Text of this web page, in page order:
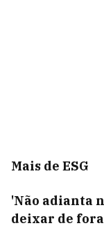
Mais de ESG
'Não adianta
deixar de fora